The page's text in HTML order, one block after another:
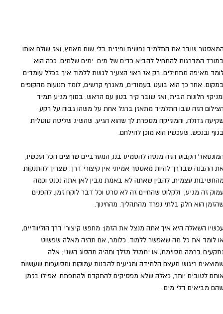
שובר את התלמיד נפשית ופיזית בלי שום מאמץ, ואז שולח אותו
המדרגות להתחיל להביא כדים של מים. ימים שלמים. ככה הוא
מאיפה מתחילים. רק אז ראוי הצעיר לגשת ללמוד איך בכלל עומדים
אחר כך הוא בועט בעמודים, מאגרף קרשים, לומד תנועות מהקופים
חלונות הבית, ואז שובר קיר בטון עם הראש. בסוף מגיע תמיד
הזה שבו התלמיד מתאזן ברגל אחת על משהו גבוה על רקע
גדולה, והמוזיקה מספרת לך שהוא הגיע. שהשיג שליטה טוטלית
ובנפש. שעכשיו הוא מוכן להילחם.
הקבוע הזה מנסה להטמיע בנו, המערביים שרוצים הכל ועכשיו,
ההבנה שבדרך להיות מאסטר אמיתי אין קיצורי דרך. שצריך להתנקות
עצמית, להבין שאתה לא באמת מבין לאן אתה נכנס וכמה
זה מגיע,  ולקלוט שהחיים זה לא סרט וכל דבר לוקח זמן. להפנים
הוא חלק בלתי נפרד מהתהליך. מהחינוך.
השאלה היא איך אתה מנצל את הזמן: מחפש קיצורי דרך הוליוודיים,
לומד את כל מה שאפשר ללמוד. כלומר, אם תהיה מאלה שפשוט
ברמה מסוימת, או יתמזל מזלך ותהיה מהסוג השני; אלה
ריגוש מעצם הלמידה ומגיעים להבנות עמוקות ומסועפות שעושות
לטובים יותר, כאלה שלא מפסיקים להתקדם ולהתפתח. אפילו בזמן
מביאים דלי מים.